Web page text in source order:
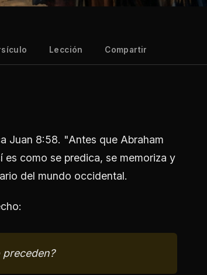
Lección Compartir
Juan 8:58. "Antes que Abraham
como se predica, se memoriza y
del mundo occidental.
preceden?